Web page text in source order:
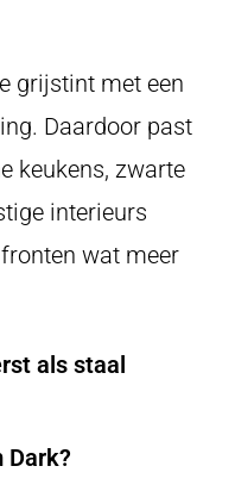
grijstint met een
Daardoor past
keukens, zwarte
interieurs
wat meer
als staal
Dark?